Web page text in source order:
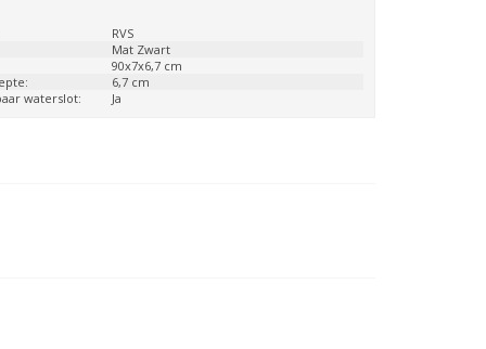
RVS
Mat Zwart
90x7x6,7 cm
6,7 cm
waterslot:
Ja